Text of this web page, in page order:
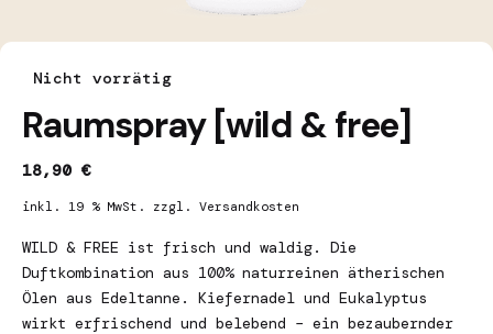
Nicht vorrätig
Raumspray [wild & free]
18,90 €
inkl. 19 % MwSt. zzgl. Versandkosten
WILD & FREE ist frisch und waldig. Die
Duftkombination aus 100% naturreinen ätherischen
Ölen aus Edeltanne. Kiefernadel und Eukalyptus
wirkt erfrischend und belebend – ein bezaubernder